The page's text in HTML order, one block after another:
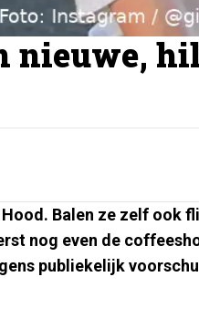
nieuwe,
Balen ze zelf ook
nog even de
publiekelijk